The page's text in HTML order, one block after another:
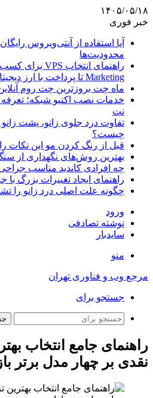
۱۴۰۵/۰۵/۱۸
خبر فوری
آیا استفاده از آنتی‌ویروس
محدودیت‌ها
Marketing تا پرداخت با ارز دیجیتال
ماه چت بروزترین چت روم
خدمات نصب اکتیو شبکه؛
نت
تفاوت درد جلوی زانو، پشت
چیست؟
قبل از رنگ کردن مو این نکات را
بهترین روش‌های نگهداری از
چه افرادی کاندید مناسب
راهنمای ایجاد تغییرات بزرگ
چگونه علت اصلی درد زانو را
ورود
نوشته تصادفی
سایدبار
منو
مرجع وب و فناوری تهران
جستجو برای
راهنمای جامع انتخاب
نقدی بر چهار مدل برتر